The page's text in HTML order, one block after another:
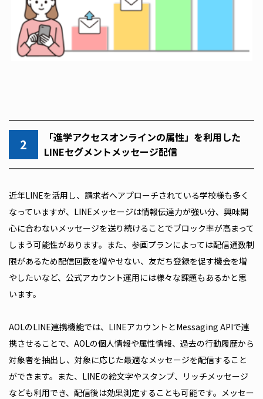
2
「進学アクセスオンラインの属性」を利用した
LINEセグメントメッセージ配信
近年LINEを活用し、請求者へアプローチされている学校様も多く
なっていますが、LINEメッセージは情報伝達力が強い分、興味関
心に合わないメッセージを送り続けることでブロック率が高まって
しまう可能性があります。また、参画プランによっては配信通数制
限があるため配信回数を増やせない、友だち登録を促す機会を増
やしたいなど、公式アカウント運用には様々な課題もあるかと思
います。
AOLのLINE連携機能では、LINEアカウントとMessaging APIで連
携させることで、AOLの個人情報や属性情報、過去の行動履歴から
対象者を抽出し、対象に応じた最適なメッセージを配信すること
ができます。また、LINEの絵文字やスタンプ、リッチメッセージ
なども利用でき、配信後は効果測定することも可能です。メッセー